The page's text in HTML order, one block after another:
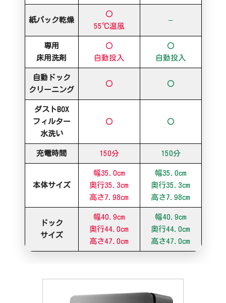
紙パック乾燥
〇
55℃温風
–
専用
床用洗剤
〇
自動投入
〇
自動投入
自動ドック
クリーニング
〇 〇
ダストBOX
フィルター
水洗い
〇 〇
充電時間 150分 150分
本体サイズ
幅35.0cm
奥行35.3cm
高さ7.98cm
幅35.0cm
奥行35.3cm
高さ7.98cm
ドック
サイズ
幅40.9cm
奥行44.0cm
高さ47.0cm
幅40.9cm
奥行44.0cm
高さ47.0cm